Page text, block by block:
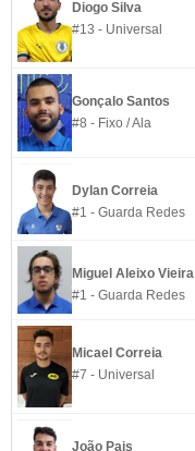
Diogo Silva
#13 - Universal
Gonçalo Santos
#8 - Fixo / Ala
Dylan Correia
#1 - Guarda Redes
Miguel Aleixo Vieira
#1 - Guarda Redes
Micael Correia
#7 - Universal
João Pais